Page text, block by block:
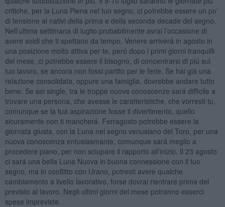
critiche, per la Luna Piena nel tuo segno, ci potrebbe essere un po’
di tensione ai nativi della prima e della seconda decade del segno.
Nell’ultima settimana di luglio probabilmente avrai l’occasione di
avere soldi che ti spettano da tempo. Venere arriverá in agosto in
una posizione molto attiva per te, peró dopo i primi giorni tranquilli
del mese, ci potrebbe essere il bisogno, di concentrarsi di piú sul
tuo lavoro, se ancora non fossi partito per le ferie. Se hai giá una
relazione consolidata, oppure una famiglia, dovrebbe andare tutto
bene. Se sei single, tra le troppe nuove conoscenze sará difficile a
trovare una persona, che avesse le caratteristiche, che vorresti tu,
comunque se la tua aspirazione fosse il divertimento, quello
sicuramente non ti mancherá. Ferragosto potrebbe essere la
giornata giusta, con la Luna nel segno venusiano del Toro, per una
nuova conoscenza entusiasmante, comunque sará meglio a
procedere piano, per non sciupare il rapporto all’inizio. Il 23 agosto
ci sará una bella Luna Nuova in buona connessione con il tuo
segno, ma in conflitto con Urano, potresti avere qualche
cambiamento a livello lavorativo, forse dovrai rientrare prima del
previsto al lavoro. Negli ultimi giorni del mese potranno esserci
spese impreviste.